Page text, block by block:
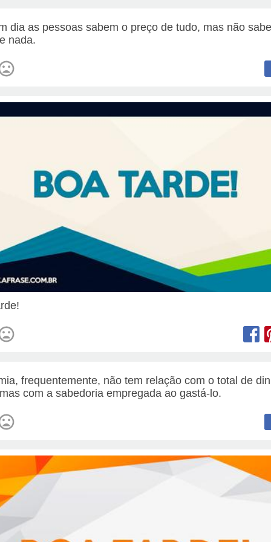
dia as pessoas sabem o preço de tudo, mas não
nada.
frequentemente, não tem relação com o total de
com a sabedoria empregada ao gastá-lo.